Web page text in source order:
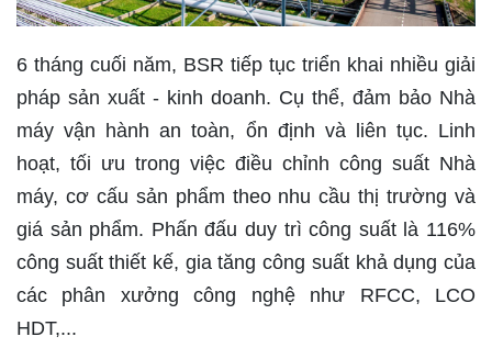
6 tháng cuối năm, BSR tiếp tục triển khai nhiều giải
pháp sản xuất - kinh doanh. Cụ thể, đảm bảo Nhà
máy vận hành an toàn, ổn định và liên tục. Linh
hoạt, tối ưu trong việc điều chỉnh công suất Nhà
máy, cơ cấu sản phẩm theo nhu cầu thị trường và
giá sản phẩm. Phấn đấu duy trì công suất là 116%
công suất thiết kế, gia tăng công suất khả dụng của
các phân xưởng công nghệ như RFCC, LCO
HDT,...